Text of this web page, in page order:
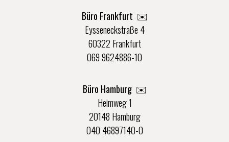
Büro Frankfurt ✉️
Eysseneckstraße 4
60322 Frankfurt
069 9624886-10
Büro Hamburg ✉️
Heimweg 1
20148 Hamburg
040 46897140-0